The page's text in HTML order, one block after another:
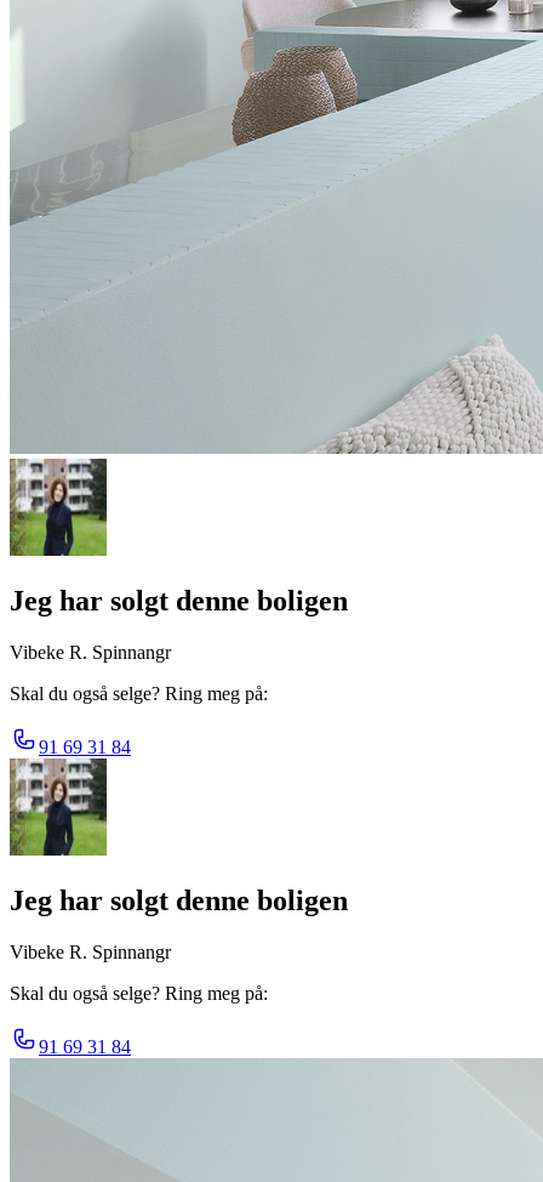
Jeg har solgt denne boligen
Vibeke R. Spinnangr
Skal du også selge? Ring meg på:
91 69 31 84
Jeg har solgt denne boligen
Vibeke R. Spinnangr
Skal du også selge? Ring meg på:
91 69 31 84